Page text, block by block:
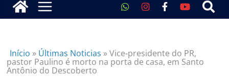
Início » Últimas Noticias »Vice-presidente do PR,
pastor Paulino é morto na porta de casa, em Santo
Antônio do Descoberto